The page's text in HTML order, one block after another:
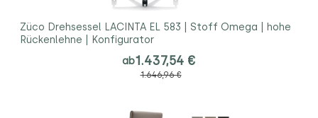
Züco Drehsessel LACINTA EL 583 | Stoff Omega | hohe
Rückenlehne | Konfigurator
ab1.437,54 €
1.646,96 €